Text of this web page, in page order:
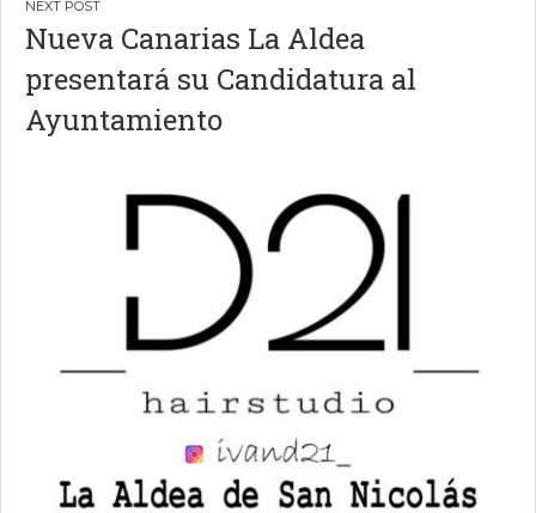
Nueva Canarias La Aldea
presentará su Candidatura al
Ayuntamiento